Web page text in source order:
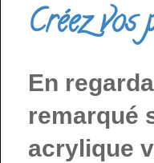
Créez
En
remarqué
acrylique